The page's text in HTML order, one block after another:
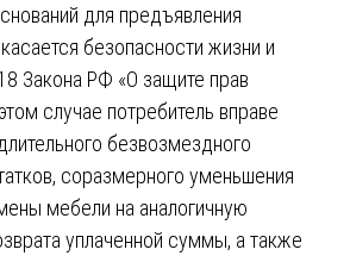
для предъявления
безопасности жизни и
Закона РФ «О защите прав
случае потребитель вправе
безвозмездного
соразмерного уменьшения
мебели на аналогичную
уплаченной суммы, а также